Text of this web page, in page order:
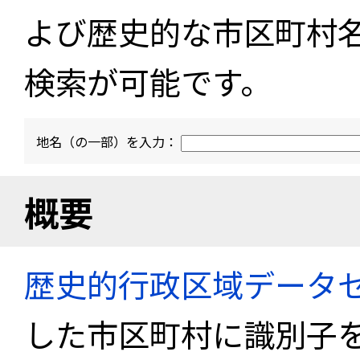
よび歴史的な市区町村
検索が可能です。
地名（の一部）を入力：
概要
歴史的行政区域データ
した市区町村に識別子